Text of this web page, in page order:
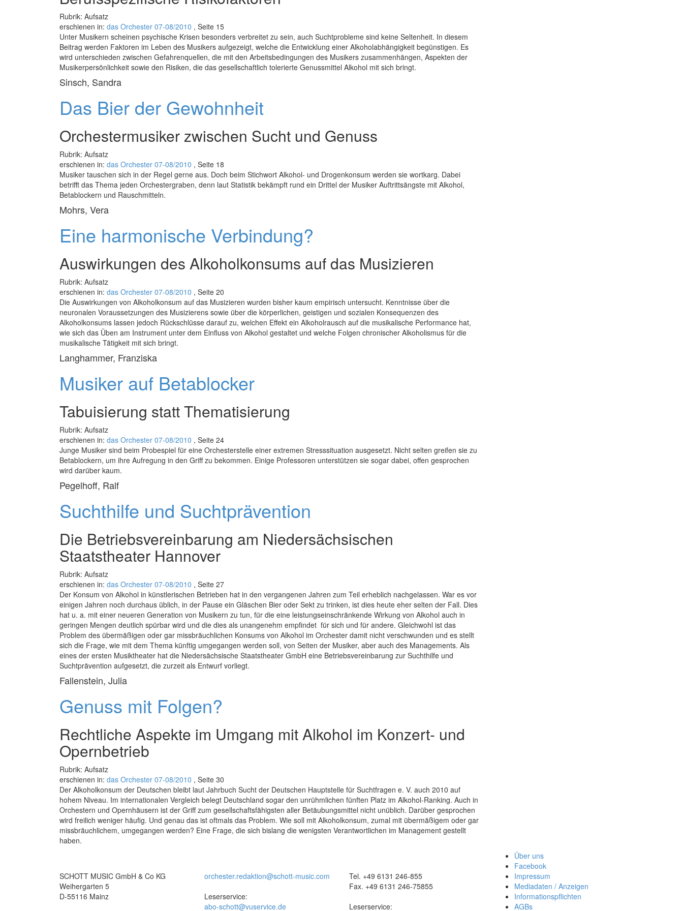
Rubrik: Aufsatz
erschienen in: das Orchester 07-08/2010 , Seite 15
Unter Musikern scheinen psychische Krisen besonders verbreitet zu sein, auch Suchtprobleme sind keine Seltenheit. In diesem
Beitrag werden Faktoren im Leben des Musikers aufgezeigt, welche die Entwicklung einer Alkoholabhängigkeit begünstigen. Es
wird unterschieden zwischen Gefahrenquellen, die mit den Arbeitsbedingungen des Musikers zusammenhängen, Aspekten der
Musikerpersönlichkeit sowie den Risiken, die das gesellschaftlich tolerierte Genussmittel Alkohol mit sich bringt.
Sinsch, Sandra
Das Bier der Gewohnheit
Orchestermusiker zwischen Sucht und Genuss
Rubrik: Aufsatz
erschienen in: das Orchester 07-08/2010 , Seite 18
Musiker tauschen sich in der Regel gerne aus. Doch beim Stichwort Alkohol- und Drogenkonsum werden sie wortkarg. Dabei
betrifft das Thema jeden Orchestergraben, denn laut Statistik bekämpft rund ein Drittel der Musiker Auftrittsängste mit Alkohol,
Betablockern und Rauschmitteln.
Mohrs, Vera
Eine harmonische Verbindung?
Auswirkungen des Alkoholkonsums auf das Musizieren
Rubrik: Aufsatz
erschienen in: das Orchester 07-08/2010 , Seite 20
Die Auswirkungen von Alkoholkonsum auf das Musizieren wurden bisher kaum empirisch untersucht. Kenntnisse über die
neuronalen Voraussetzungen des Musizierens sowie über die körperlichen, geistigen und sozialen Konsequenzen des
Alkoholkonsums lassen jedoch Rückschlüsse darauf zu, welchen Effekt ein Alkoholrausch auf die musikalische Performance hat,
wie sich das Üben am Instrument unter dem Einfluss von Alkohol gestaltet und welche Folgen chronischer Alkoholismus für die
musikalische Tätigkeit mit sich bringt.
Langhammer, Franziska
Musiker auf Betablocker
Tabuisierung statt Thematisierung
Rubrik: Aufsatz
erschienen in: das Orchester 07-08/2010 , Seite 24
Junge Musiker sind beim Probespiel für eine Orchesterstelle einer extremen Stresssituation ausgesetzt. Nicht selten greifen sie zu
Betablockern, um ihre Aufregung in den Griff zu bekommen. Einige Professoren unterstützen sie sogar dabei, offen gesprochen
wird darüber kaum.
Pegelhoff, Ralf
Suchthilfe und Suchtprävention
Die Betriebsvereinbarung am Niedersächsischen
Staatstheater Hannover
Rubrik: Aufsatz
erschienen in: das Orchester 07-08/2010 , Seite 27
Der Konsum von Alkohol in künstlerischen Betrieben hat in den vergangenen Jahren zum Teil erheblich nachgelassen. War es vor
einigen Jahren noch durchaus üblich, in der Pause ein Gläschen Bier oder Sekt zu trinken, ist dies heute eher selten der Fall. Dies
hat u. a. mit einer neueren Generation von Musikern zu tun, für die eine leistungseinschränkende Wirkung von Alkohol auch in
geringen Mengen deutlich spürbar wird und die dies als unangenehm empfindet  für sich und für andere. Gleichwohl ist das
Problem des übermäßigen oder gar missbräuchlichen Konsums von Alkohol im Orchester damit nicht verschwunden und es stellt
sich die Frage, wie mit dem Thema künftig umgegangen werden soll, von Seiten der Musiker, aber auch des Managements. Als
eines der ersten Musiktheater hat die Niedersächsische Staatstheater GmbH eine Betriebsvereinbarung zur Suchthilfe und
Suchtprävention aufgesetzt, die zurzeit als Entwurf vorliegt.
Fallenstein, Julia
Genuss mit Folgen?
Rechtliche Aspekte im Umgang mit Alkohol im Konzert- und
Opernbetrieb
Rubrik: Aufsatz
erschienen in: das Orchester 07-08/2010 , Seite 30
Der Alkoholkonsum der Deutschen bleibt laut Jahrbuch Sucht der Deutschen Hauptstelle für Suchtfragen e. V. auch 2010 auf
hohem Niveau. Im internationalen Vergleich belegt Deutschland sogar den unrühmlichen fünften Platz im Alkohol-Ranking. Auch in
Orchestern und Opernhäusern ist der Griff zum gesellschaftsfähigsten aller Betäubungsmittel nicht unüblich. Darüber gesprochen
wird freilich weniger häufig. Und genau das ist oftmals das Problem. Wie soll mit Alkoholkonsum, zumal mit übermäßigem oder gar
missbräuchlichem, umgegangen werden? Eine Frage, die sich bislang die wenigsten Verantwortlichen im Management gestellt
haben.
SCHOTT MUSIC GmbH & Co KG
Weihergarten 5
D-55116 Mainz
orchester.redaktion@schott-music.com
Leserservice:
abo-schott@vuservice.de
Tel. +49 6131 246-855
Fax. +49 6131 246-75855
Leserservice:
Über uns
Facebook
Impressum
Mediadaten / Anzeigen
Informationspflichten
AGBs